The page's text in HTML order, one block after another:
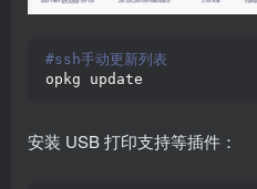
#ssh手动更新列表
opkg update
安装 USB 打印支持等插件：